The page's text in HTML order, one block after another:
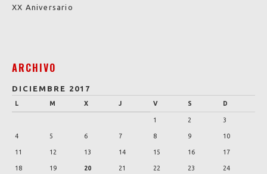
XX Aniversario
ARCHIVO
DICIEMBRE 2017
L M X J V S D
1 2 3
4 5 6 7 8 9 10
11 12 13 14 15 16 17
18 19 20 21 22 23 24